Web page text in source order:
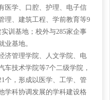
医学、口腔、护理、电子信
理、建筑工程、学前教育等9
训基地；校外与285家企事
业基地。
济管理学院、人文学院、电
车技术学院等7个二级学院，
个，形成以医学、工学、管
学科协调发展的学科建设格